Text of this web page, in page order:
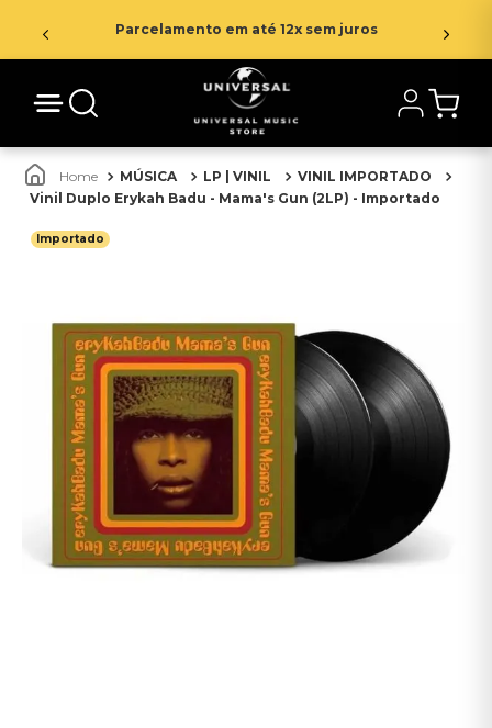
Parcelamento em até 12x sem juros
MÚSICA LP | VINIL
VINIL IMPORTADO
Vinil Duplo Erykah Badu - Mama's Gun (2LP) - Importado
Importado